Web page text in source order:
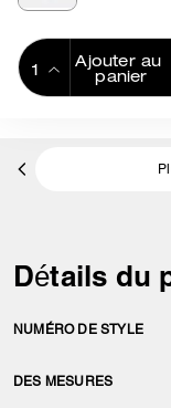
Ajouter au
panier
Détails du
NUMÉRO DE STYLE
DES MESURES